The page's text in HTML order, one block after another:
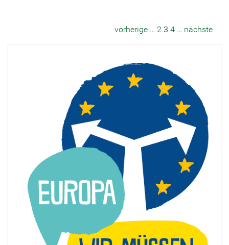
vorherige … 2 3 4 … nächste